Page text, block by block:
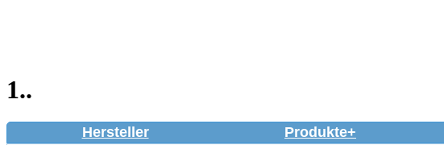
1..
Hersteller Produkte+